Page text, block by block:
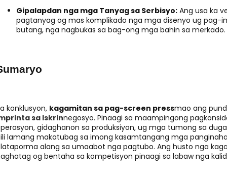
Gipalapdan nga mga Tanyag sa Serbisyo: Ang usa ka
pagtanyag og mas komplikado nga mga disenyo ug pag-
butang, nga nagbukas sa bag-ong mga bahin sa merkado.
konklusyon, kagamitan sa pag-screen pressmao ang
sa Iskrinnegosyo. Pinaagi sa maampingong
gidaghanon sa produksiyon, ug mga tumong sa
lamang makatubag sa imong kasamtangang mga
alang sa umaabot nga pagtubo. Ang husto nga
og bentaha sa kompetisyon pinaagi sa labaw nga